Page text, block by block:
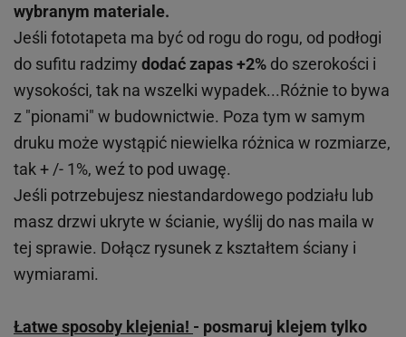
wybranym materiale.
Jeśli fototapeta ma być od rogu do rogu, od podłogi
do sufitu radzimy dodać zapas +2% do szerokości i
wysokości, tak na wszelki wypadek...Różnie to bywa
z "pionami" w budownictwie. Poza tym w samym
druku może wystąpić niewielka różnica w rozmiarze,
tak + /- 1%, weź to pod uwagę.
Jeśli potrzebujesz niestandardowego podziału lub
masz drzwi ukryte w ścianie, wyślij do nas maila w
tej sprawie. Dołącz rysunek z kształtem ściany i
wymiarami.
Łatwe sposoby klejenia! - posmaruj klejem tylko